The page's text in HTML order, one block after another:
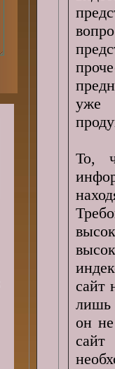
уже
То,
сайт
лишь
он